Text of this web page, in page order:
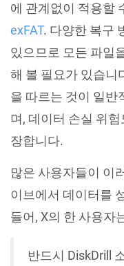
에 관계없이 적용할
exFAT. 다양한 복구
있으므로 모든 파일
해 볼 필요가 있습니
을 따르는 것이 일반
며, 데이터 손실 위
장합니다.
많은 사용자들이 이
이브에서 데이터를
들어, X의 한 사용자
반드시 DiskDrill